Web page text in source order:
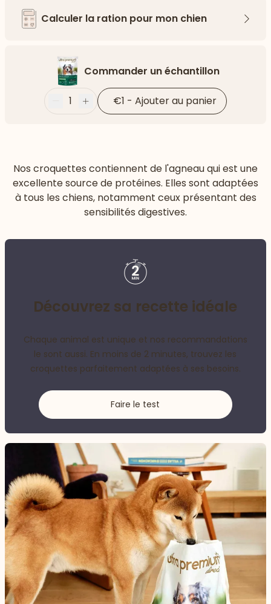
Calculer la ration pour mon chien
Commander un échantillon
Moins
1 Plus €1 - Ajouter au panier
Nos croquettes contiennent de l'agneau qui est une
excellente source de protéines. Elles sont adaptées
à tous les chiens, notamment ceux présentant des
sensibilités digestives.
Découvrez sa recette idéale
Chaque animal est unique et nos recommandations
le sont aussi. En moins de 2 minutes, trouvez les
croquettes parfaitement adaptées à ses besoins.
Faire le test